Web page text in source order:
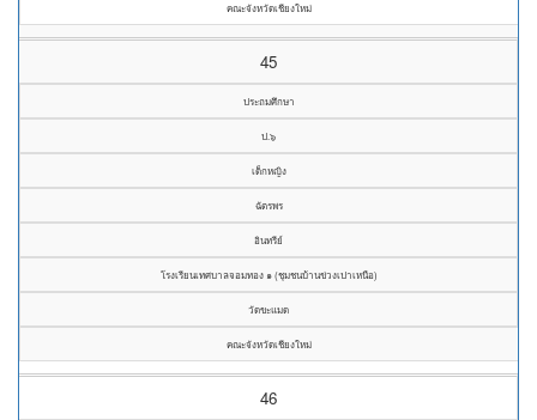
คณะจังหวัดเชียงใหม่
45
ประถมศึกษา
ป.๖
เด็กหญิง
ฉัตรพร
อินทรีย์
โรงเรียนเทศบาลจอมทอง ๑ (ชุมชนบ้านข่วงเปาเหนือ)
วัดขะแมด
คณะจังหวัดเชียงใหม่
46